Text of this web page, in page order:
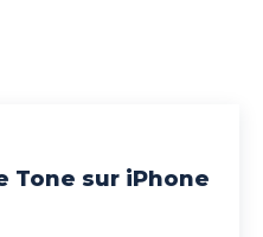
Tone sur iPhone